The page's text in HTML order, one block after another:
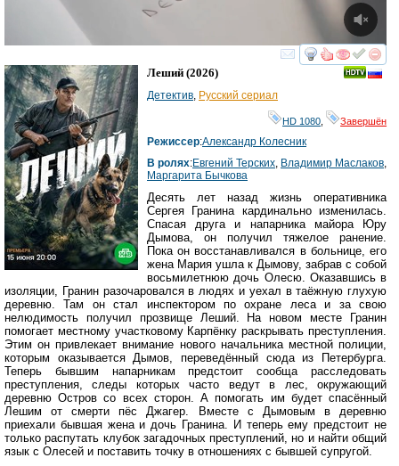
смотреть
Леший (2026)
Детектив Русский сериал
HD 1080 Завершён
Режиссер:Александр Колесник
В ролях:Евгений Терских Владимир Маслаков
Маргарита Бычкова
Десять лет назад жизнь оперативника
Сергея Гранина кардинально изменилась.
Спасая друга и напарника майора Юру
Дымова, он получил тяжелое ранение.
Пока он восстанавливался в больнице, его
жена Мария ушла к Дымову, забрав с собой
восьмилетнюю дочь Олесю. Оказавшись в
изоляции, Гранин разочаровался в людях и уехал в таёжную глухую
деревню. Там он стал инспектором по охране леса и за свою
нелюдимость получил прозвище Леший. На новом месте Гранин
помогает местному участковому Карпёнку раскрывать преступления.
Этим он привлекает внимание нового начальника местной полиции,
которым оказывается Дымов, переведённый сюда из Петербурга.
Теперь бывшим напарникам предстоит сообща расследовать
преступления, следы которых часто ведут в лес, окружающий
деревню Остров со всех сторон. А помогать им будет спасённый
Лешим от смерти пёс Джагер. Вместе с Дымовым в деревню
приехали бывшая жена и дочь Гранина. И теперь ему предстоит не
только распутать клубок загадочных преступлений, но и найти общий
язык с Олесей и поставить точку в отношениях с бывшей супругой.